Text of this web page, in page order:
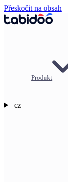
Přeskočit na obsah
Produkt
cz